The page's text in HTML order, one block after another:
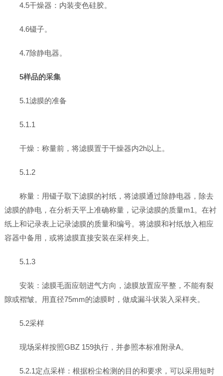
4.5干燥器：内装变色硅胶。
4.6镊子。
4.7除静电器。
5样品的采集
5.1滤膜的准备
5.1.1
干燥：称量前，将滤膜置于干燥器内2h以上。
5.1.2
称量：用镊子取下滤膜的衬纸，将滤膜通过除静电器，除去
滤膜的静电，在分析天平上准确称量，记录滤膜的质量m1。在衬
纸上和记录表上记录滤膜的质量和编号。将滤膜和衬纸放入相应
容器中备用，或将滤膜直接安装在采样夹上。
5.1.3
安装：滤膜毛面应朝进气方向，滤膜放置应平整，不能有裂
隙或褶皱。用直径75mm的滤膜时，做成漏斗状装入采样夹。
5.2采样
现场采样按照GBZ 159执行，并参照本标准附录A。
5.2.1定点采样：根据粉尘检测的目的和要求，可以采用短时